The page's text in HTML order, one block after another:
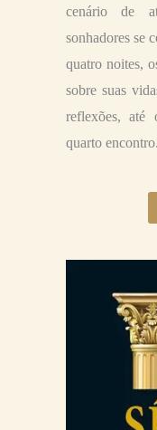
cenário de
sonhadores se
quatro noites,
sobre suas
reflexões, até
quarto encontro.